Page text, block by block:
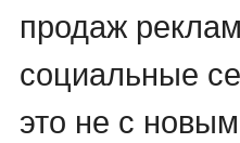
продаж
социальные
это не с